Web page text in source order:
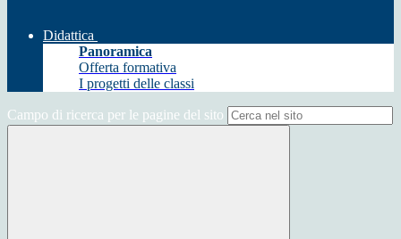
Didattica
Panoramica
Offerta formativa
I progetti delle classi
Campo di ricerca per le pagine del sito